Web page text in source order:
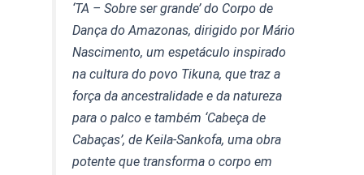
‘TA – Sobre ser grande’ do Corpo de
Dança do Amazonas, dirigido por Mário
Nascimento, um espetáculo inspirado
na cultura do povo Tikuna, que traz a
força da ancestralidade e da natureza
para o palco e também ‘Cabeça de
Cabaças’, de Keila-Sankofa, uma obra
potente que transforma o corpo em